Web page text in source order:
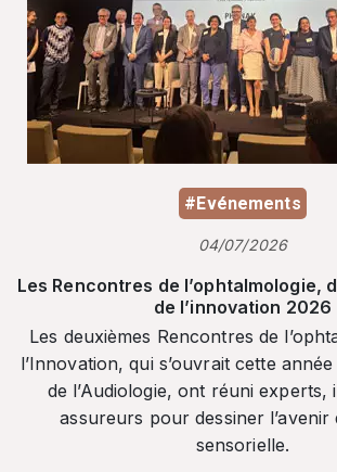
#Evénements
04/07/2026
Les Rencontres de l’ophtalmologie,
de l’innovation 2026
Les deuxièmes Rencontres de
l’Innovation, qui s’ouvrait cette
de l’Audiologie, ont réuni experts,
assureurs pour dessiner l’avenir
sensorielle.